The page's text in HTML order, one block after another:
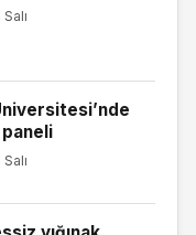
paneli